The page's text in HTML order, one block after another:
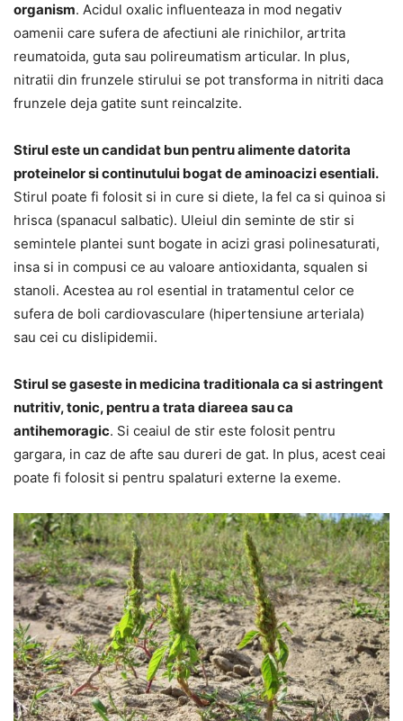
organism. Acidul oxalic influenteaza in mod negativ
oamenii care sufera de afectiuni ale rinichilor, artrita
reumatoida, guta sau polireumatism articular. In plus,
nitratii din frunzele stirului se pot transforma in nitriti daca
frunzele deja gatite sunt reincalzite.
Stirul este un candidat bun pentru alimente datorita
proteinelor si continutului bogat de aminoacizi esentiali.
Stirul poate fi folosit si in cure si diete, la fel ca si quinoa si
hrisca (spanacul salbatic). Uleiul din seminte de stir si
semintele plantei sunt bogate in acizi grasi polinesaturati,
insa si in compusi ce au valoare antioxidanta, squalen si
stanoli. Acestea au rol esential in tratamentul celor ce
sufera de boli cardiovasculare (hipertensiune arteriala)
sau cei cu dislipidemii.
Stirul se gaseste in medicina traditionala ca si astringent
nutritiv, tonic, pentru a trata diareea sau ca
antihemoragic. Si ceaiul de stir este folosit pentru
gargara, in caz de afte sau dureri de gat. In plus, acest ceai
poate fi folosit si pentru spalaturi externe la exeme.